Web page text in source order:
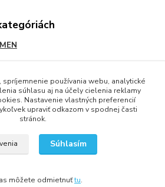
- Už 12 rokov s Vami...
spríjemnenie používania webu, analytické
súhlasu aj na účely cielenia reklamy
Nastavenie vlastných preferencií
upraviť odkazom v spodnej časti
stránok.
Súhlasím
môžete odmietnuťtu.